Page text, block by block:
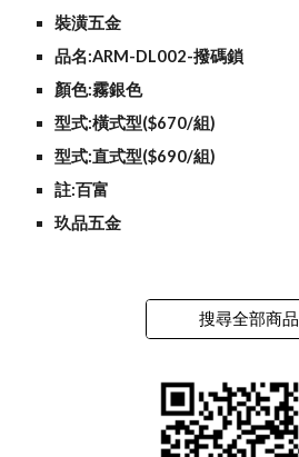
裝潢五金
品名:ARM-DL002-撥碼鎖
顏色:霧銀色
型式:橫式型($670/組)
型式:直式型($690/組)
註:百富
玖品五金
搜尋全部商品